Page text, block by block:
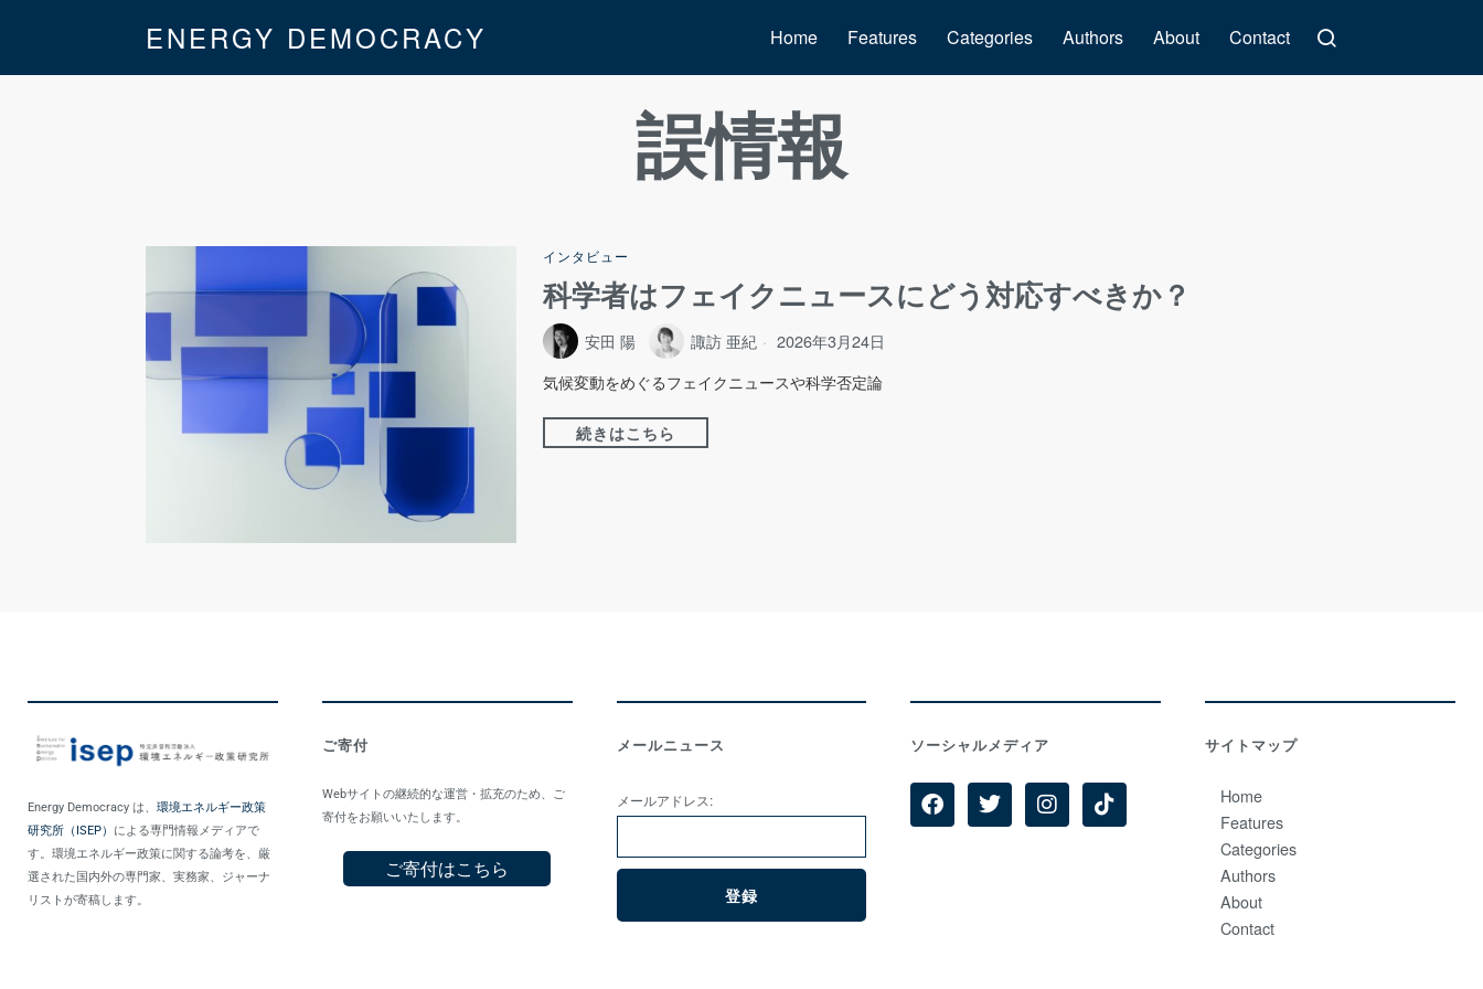
ENERGY DEMOCRACY Home Features Categories Authors About Contact
誤情報
インタビュー
科学者はフェイクニュースにどう対応すべきか？
安田 陽 諏訪 亜紀 2026年3月24日
気候変動をめぐるフェイクニュースや科学否定論
続きはこちら
Energy Democracy は、 環境エネルギー政策
研究所（ISEP） による専門情報メディアで
す。環境エネルギー政策に関する論考を、厳
選された国内外の専門家、実務家、ジャーナ
リストが寄稿します。
ご寄付
Webサイトの継続的な運営・拡充のため、ご
寄付をお願いいたします。
ご寄付はこちら
メールニュース
メールアドレス:
ソーシャルメディア サイトマップ
Home
Features
Categories
Authors
About
Contact